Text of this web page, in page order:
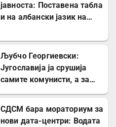
јавноста: Поставена табла
и на албански јазик на
Љубчо Георгиевски:
Југославија ја срушија
самите комунисти, а за
СДСМ бара мораториум за
нови дата-центри: Водата